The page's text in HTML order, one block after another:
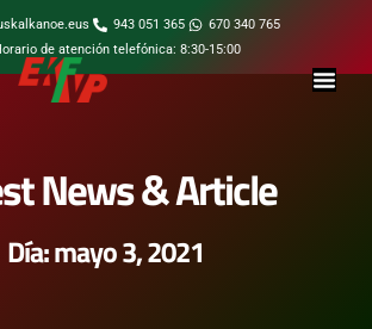
943 051 365
670 340 765
de atención telefónica: 8:30-15:00
News & Article
Día: mayo 3, 2021